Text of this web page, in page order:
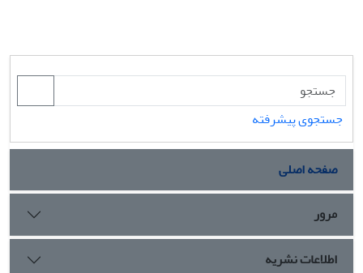
جستجوی پیشرفته
صفحه اصلی
مرور
اطلاعات نشریه